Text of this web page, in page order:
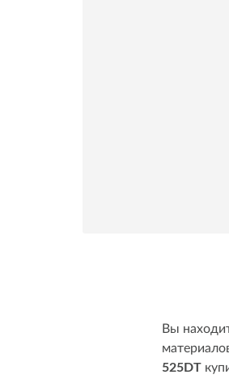
Вы
525DT